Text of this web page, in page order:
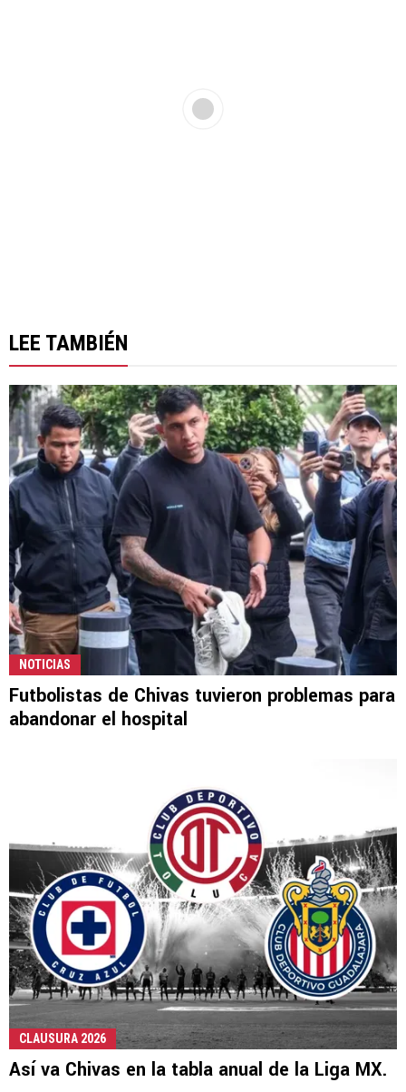
LEE TAMBIÉN
NOTICIAS
Futbolistas de Chivas tuvieron problemas para
abandonar el hospital
CLAUSURA 2026
Así va Chivas en la tabla anual de la Liga MX.